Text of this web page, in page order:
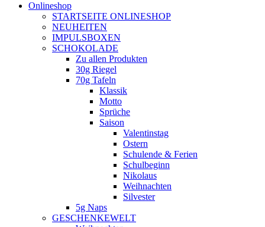
Onlineshop
STARTSEITE ONLINESHOP
NEUHEITEN
IMPULSBOXEN
SCHOKOLADE
Zu allen Produkten
30g Riegel
70g Tafeln
Klassik
Motto
Sprüche
Saison
Valentinstag
Ostern
Schulende & Ferien
Schulbeginn
Nikolaus
Weihnachten
Silvester
5g Naps
GESCHENKEWELT